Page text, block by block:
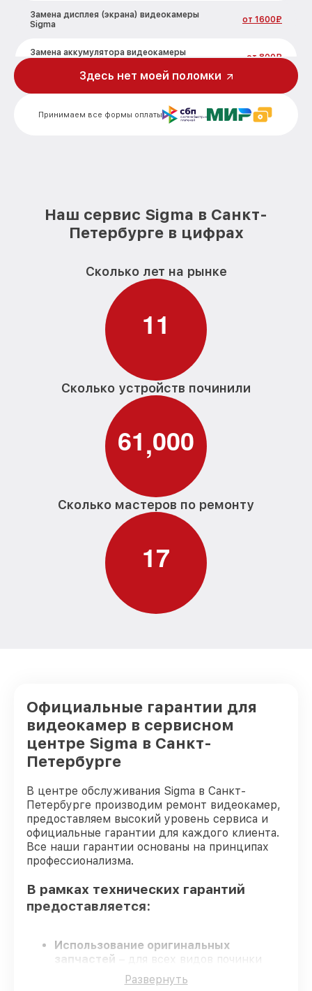
Замена дисплея (экрана) видеокамеры
Sigma
от 1600₽
Замена аккумулятора видеокамеры
от 800₽
Замена кнопки включения видеокамеры
от 1400₽
Принимаем все формы оплаты
Здесь нет моей поломки
Наш сервис Sigma в Санкт-
Петербурге в цифрах
Сколько лет на рынке
11
Сколько устройств починили
61,000
Сколько мастеров по ремонту
17
Официальные гарантии для
видеокамер в сервисном
центре Sigma в Санкт-
Петербурге
В центре обслуживания Sigma в Санкт-
Петербурге производим ремонт видеокамер,
предоставляем высокий уровень сервиса и
официальные гарантии для каждого клиента.
Все наши гарантии основаны на принципах
профессионализма.
В рамках технических гарантий
предоставляется:
Использование оригинальных
запчастей – для всех видов починки
видеокамер применяются только
оригинальные запчасти.
Развернуть